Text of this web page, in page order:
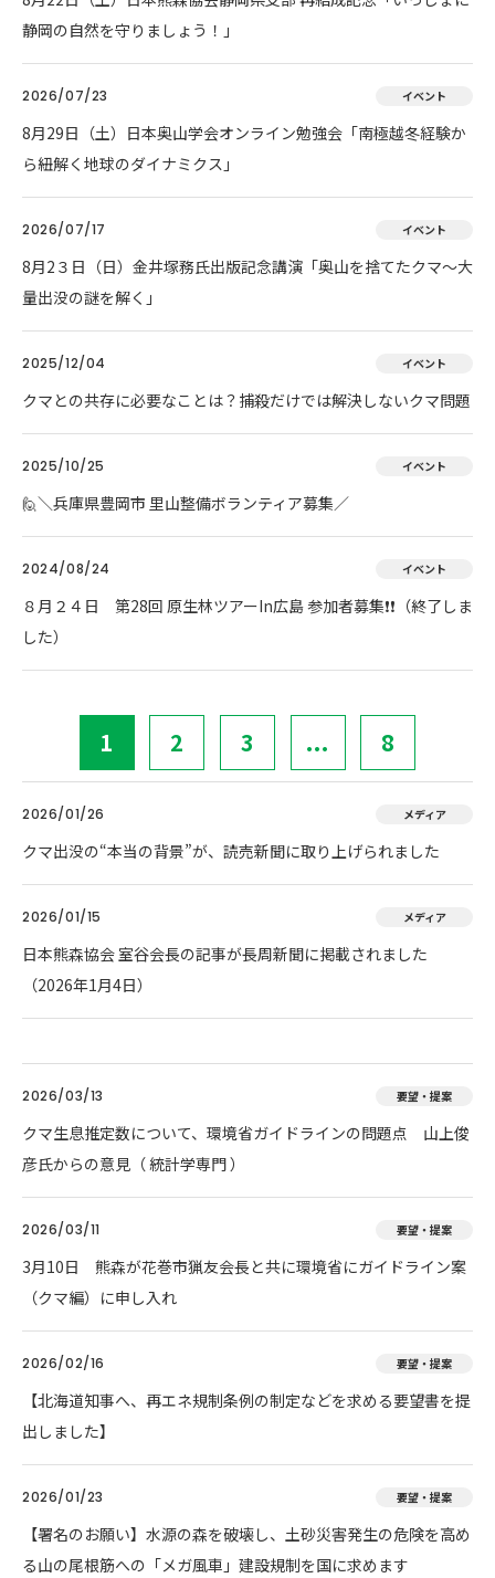
静岡の自然を守りましょう！」
2026/07/23 イベント
8月29日（土）日本奥山学会オンライン勉強会「南極越冬経験か
ら紐解く地球のダイナミクス」
2026/07/17 イベント
8月2３日（日）金井塚務氏出版記念講演「奥山を捨てたクマ～大
量出没の謎を解く」
2025/12/04 イベント
クマとの共存に必要なことは？捕殺だけでは解決しないクマ問題
2025/10/25 イベント
🙋＼兵庫県豊岡市 里山整備ボランティア募集／
2024/08/24 イベント
８月２４日 第28回 原生林ツアーIn広島 参加者募集❗❗（終了しま
した）
1 2 3 ... 8
2026/01/26 メディア
クマ出没の“本当の背景”が、読売新聞に取り上げられました
2026/01/15 メディア
日本熊森協会 室谷会長の記事が長周新聞に掲載されました
（2026年1月4日）
2026/03/13 要望・提案
クマ生息推定数について、環境省ガイドラインの問題点 山上俊
彦氏からの意見（ 統計学専門 ）
2026/03/11 要望・提案
3月10日 熊森が花巻市猟友会長と共に環境省にガイドライン案
（クマ編）に申し入れ
2026/02/16 要望・提案
【北海道知事へ、再エネ規制条例の制定などを求める要望書を提
出しました】
2026/01/23 要望・提案
【署名のお願い】水源の森を破壊し、土砂災害発生の危険を高め
る山の尾根筋への「メガ風車」建設規制を国に求めます